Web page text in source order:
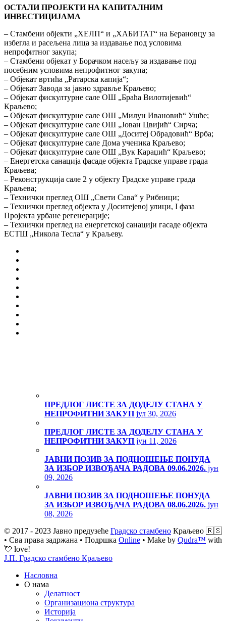
ОСТАЛИ ПРОЈЕКТИ НА КАПИТАЛНИМ
ИНВЕСТИЦИЈАМА
– Стамбени објекти „ХЕЛП“ и „ХАБИТАТ“ на Берановцу за
избегла и расељена лица за издавање под условима
непрофитног закупа;
– Стамбени објекат у Борачком насељу за издавање под
посебним условима непрофитног закупа;
– Објекат вртића „Ратарска капија“;
– Објекат Завода за јавно здравље Краљево;
– Објекат фискултурне сале ОШ „Браћа Вилотијевић“
Краљево;
– Објекат фискултурне сале ОШ „Милун Ивановић“ Ушће;
– Објекат фискултурне сале ОШ „Јован Цвијић“ Сирча;
– Објекат фискултурне сале ОШ „Доситеј Обрадовић“ Врба;
– Објекат фискултурне сале Дома ученика Краљево;
– Објекат фискултурне сале ОШ „Вук Караџић“ Краљево;
– Енергетска санација фасаде објекта Градске управе града
Краљева;
– Реконструкција сале 2 у објекту Градске управе града
Краљева;
– Технички преглед ОШ „Свети Сава“ у Рибници;
– Технички преглед објекта у Доситејевој улици, I фаза
Пројекта урбане регенерације;
– Технички преглед на енергетској санацији гасаде објекта
ЕСТШ „Никола Тесла“ у Краљеву.
ПРЕДЛОГ ЛИСТЕ ЗА ДОДЕЛУ СТАНА У
НЕПРОФИТНИ ЗАКУП јул 30, 2026
ПРЕДЛОГ ЛИСТЕ ЗА ДОДЕЛУ СТАНА У
НЕПРОФИТНИ ЗАКУП јун 11, 2026
ЈАВНИ ПОЗИВ ЗА ПОДНОШЕЊЕ ПОНУДА
ЗА ИЗБОР ИЗВОЂАЧА РАДОВА 09.06.2026. јун
09, 2026
ЈАВНИ ПОЗИВ ЗА ПОДНОШЕЊЕ ПОНУДА
ЗА ИЗБОР ИЗВОЂАЧА РАДОВА 08.06.2026. јун
08, 2026
© 2017 - 2023 Јавно предузеће Градско стамбено Краљево 🇷🇸
• Сва права задржана • Подршка Online • Make by Qudra™ with
💘 love!
Ј.П. Градско стамбено Краљево
Насловна
О нама
Делатност
Организациона структура
Историја